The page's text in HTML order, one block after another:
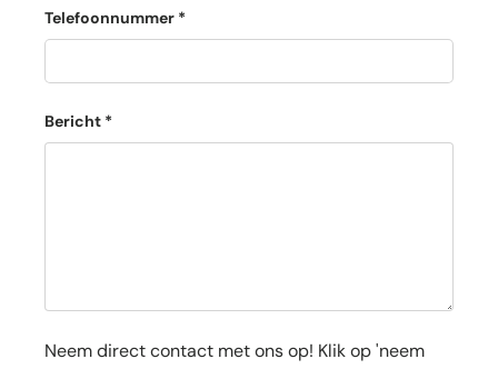
Telefoonnummer
Bericht
Neem direct contact met ons op! Klik op 'neem